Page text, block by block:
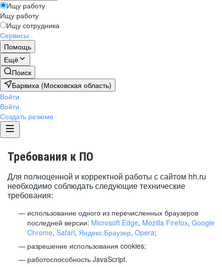
Ищу работу
Ищу работу
Ищу сотрудника
Сервисы
Помощь
Ещё
Поиск
Барвиха (Московская область)
Войти
Войти
Создать резюме
Требования к ПО
Для полноценной и корректной работы с сайтом hh.ru
необходимо соблюдать следующие технические
требования:
использование одного из перечисленных браузеров
последней версии: Microsoft Edge, Mozilla Firefox, Google
Chrome, Safari, Яндекс.Браузер, Opera;
разрешение использования cookies;
работоспособность JavaScript.